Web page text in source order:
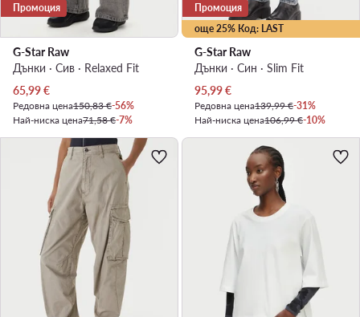
Промоция
G-Star Raw
Дънки · Сив · Relaxed Fit
Актуална цена
65,99€
Редовна цена150,83 €-56%
Най-ниска цена71,58 €-7%
още 25% Код: LAST
Промоция
G-Star Raw
Дънки · Син · Slim Fit
Актуална цена
95,99€
Редовна цена139,99 €-31%
Най-ниска цена106,99 €-10%